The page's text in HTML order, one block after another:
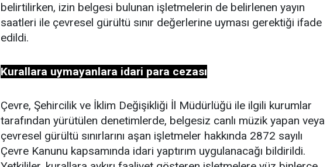
belirtilirken, izin belgesi bulunan işletmelerin de belirlenen yayın
saatleri ile çevresel gürültü sınır değerlerine uyması gerektiği ifade
edildi.
Kurallara uymayanlara idari para cezası
Çevre, Şehircilik ve İklim Değişikliği İl Müdürlüğü ile ilgili kurumlar
tarafından yürütülen denetimlerde, belgesiz canlı müzik yapan veya
çevresel gürültü sınırlarını aşan işletmeler hakkında 2872 sayılı
Çevre Kanunu kapsamında idari yaptırım uygulanacağı bildirildi.